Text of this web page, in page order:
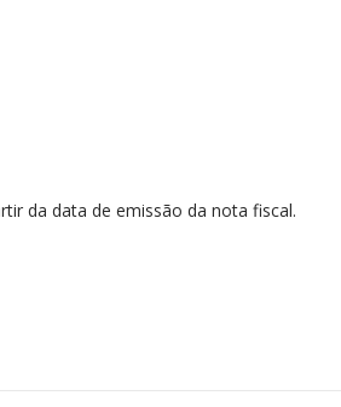
da data de emissão da nota fiscal.